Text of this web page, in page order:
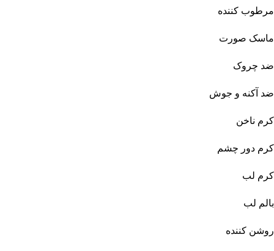
مرطوب کننده
ماسک صورت
ضد چروک
ضد آکنه و جوش
کرم ناخن
کرم دور چشم
کرم لب
بالم لب
روشن کننده